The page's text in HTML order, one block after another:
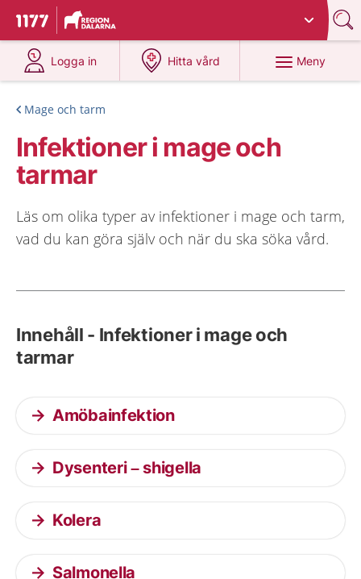
Till startsidan för 1177
Du har valt region
Logga in
på 1177.se
Hitta vård
på 1177.se
Meny
Mage och tarm
Infektioner i mage och
tarmar
Läs om olika typer av infektioner i mage och tarm,
vad du kan göra själv och när du ska söka vård.
Innehåll - Infektioner i mage och
tarmar
Amöbainfektion
Dysenteri – shigella
Kolera
Salmonella